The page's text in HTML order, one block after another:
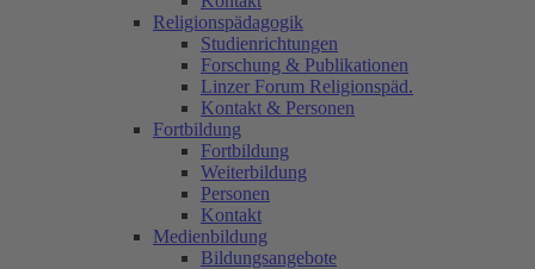
Religionspädagogik
Studienrichtungen
Forschung & Publikationen
Linzer Forum Religionspäd.
Kontakt & Personen
Fortbildung
Fortbildung
Weiterbildung
Personen
Kontakt
Medienbildung
Bildungsangebote